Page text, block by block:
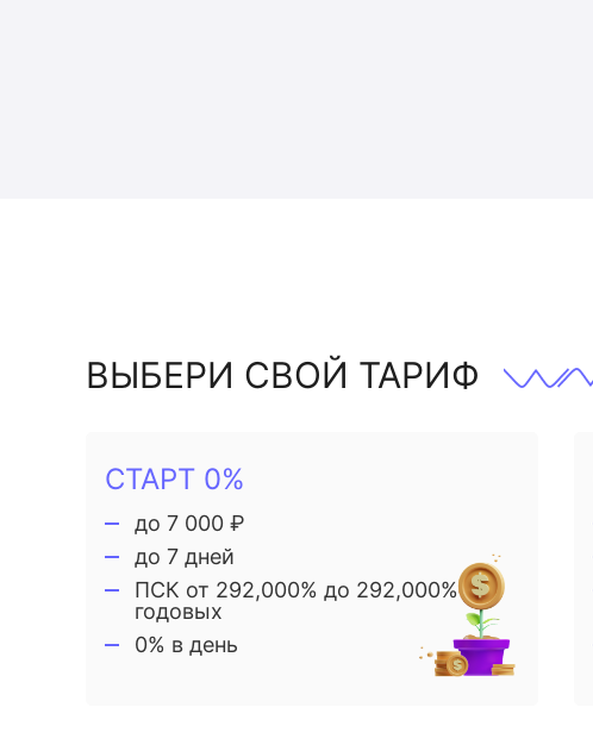
ВЫБЕРИ СВОЙ ТАРИФ
СТАРТ 0%
до 7 000 ₽
до 7 дней
ПСК от 292,000% до 292,000%
годовых
0% в день